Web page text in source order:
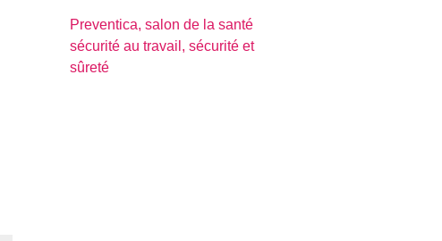
Preventica, salon de la santé
sécurité au travail, sécurité et
sûreté